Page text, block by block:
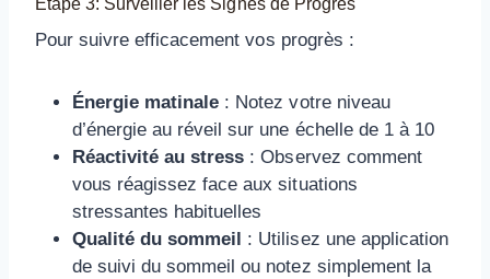
Étape 3: Surveiller les Signes de Progrès
Pour suivre efficacement vos progrès :
Énergie matinale : Notez votre niveau
d’énergie au réveil sur une échelle de 1 à 10
Réactivité au stress : Observez comment
vous réagissez face aux situations
stressantes habituelles
Qualité du sommeil : Utilisez une application
de suivi du sommeil ou notez simplement la